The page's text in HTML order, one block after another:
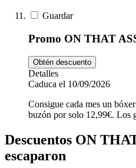
Guardar
Promo ON THAT
Obtén descuento
Detalles
Caduca el 10/09/2026
Consigue cada mes un
buzón por solo 12,99€. Los
Descuentos ON
escaparon